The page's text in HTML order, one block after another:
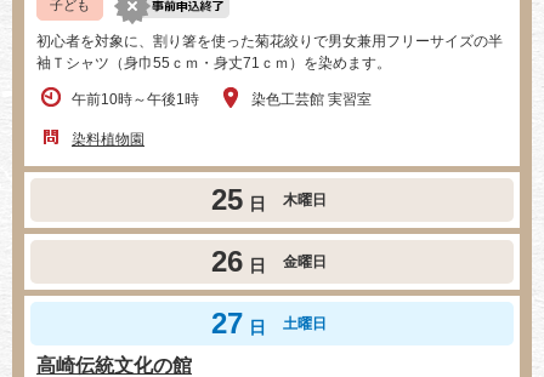
子ども
初心者を対象に、割り箸を使った菊花絞りで男女兼用フリーサイズの半
袖Ｔシャツ（身巾55ｃｍ・身丈71ｃｍ）を染めます。
午前10時～午後1時 染色工芸館 実習室
染料植物園
25 日 木曜日
26 日 金曜日
27 日 土曜日
高崎伝統文化の館